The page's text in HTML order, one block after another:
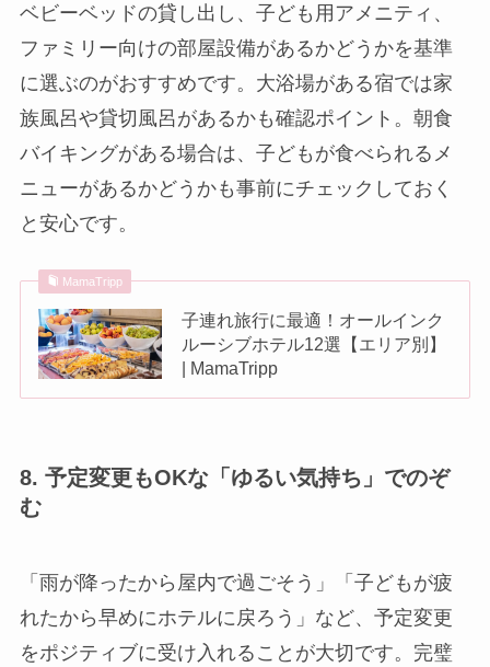
ベビーベッドの貸し出し、子ども用アメニティ、
ファミリー向けの部屋設備があるかどうかを基準
に選ぶのがおすすめです。大浴場がある宿では家
族風呂や貸切風呂があるかも確認ポイント。朝食
バイキングがある場合は、子どもが食べられるメ
ニューがあるかどうかも事前にチェックしておく
と安心です。
MamaTripp
子連れ旅行に最適！オールインク
ルーシブホテル12選【エリア別】
| MamaTripp
8. 予定変更もOKな「ゆるい気持ち」でのぞ
む
「雨が降ったから屋内で過ごそう」「子どもが疲
れたから早めにホテルに戻ろう」など、予定変更
をポジティブに受け入れることが大切です。完璧